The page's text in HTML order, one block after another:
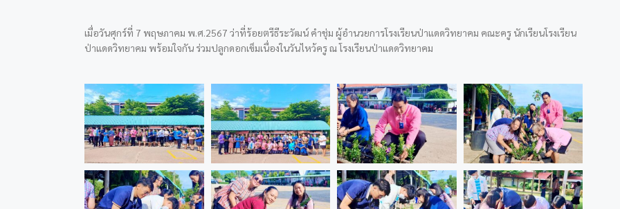
เมื่อวันศุกร์ที่ 7 พฤษภาคม พ.ศ.2567 ว่าที่ร้อยตรีธีระวัฒน์ คำชุ่ม ผู้อำนวยการโรงเรียนป่าแดดวิทยาคม คณะครู นักเรียนโรงเรียน
ป่าแดดวิทยาคม พร้อมใจกัน ร่วมปลูกดอกเข็มเนื่องในวันไหว้ครู ณ โรงเรียนป่าแดดวิทยาคม